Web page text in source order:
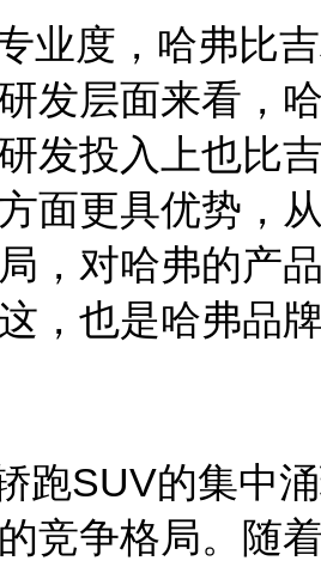
业度，哈弗比
发层面来看，
发投入上也比
面更具优势，
，对哈弗的产
，也是哈弗品
跑SUV的集中
竞争格局。随